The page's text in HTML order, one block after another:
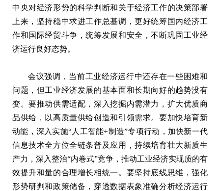
中央对经济形势的科学判断和关于经济工作的决策部署
上来，坚持稳中求进工作总基调，更好统筹国内经济工
作和国际经贸斗争，统筹发展和安全，不断巩固工业经
济运行良好态势。
会议强调，当前工业经济运行中还存在一些困难和
问题，但工业经济发展的基本面和长期向好的趋势没有
变。要推动供需适配，深入挖掘内需潜力，扩大优质商
品供给，以高质量供给创造和引领需求。要加快培育新
动能，深入实施“人工智能+制造”专项行动，加快新一代
信息技术全方位全链条普及应用，持续培育壮大新质生
产力，深入整治“内卷式”竞争，推动工业经济实现质的有
效提升和量的合理增长相统一。要坚持底线思维，强化
形势研判和政策储备，穿透数据表象准确分析经济运行